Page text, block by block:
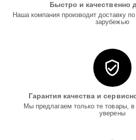
Быстро и качественно
Наша компания производит доставку
зарубежью
Гарантия качества и
Мы предлагаем только те товары,
уверены